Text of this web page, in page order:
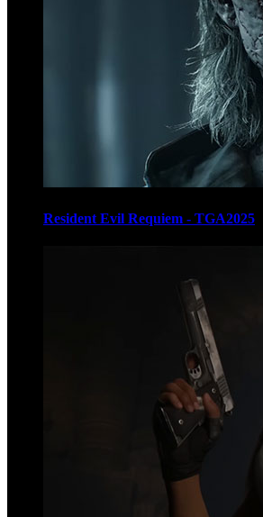
Resident Evil Requiem - TGA2025